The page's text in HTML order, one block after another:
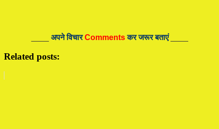
अपने विचारCommentsकर जरूर बताएं____
Related posts: